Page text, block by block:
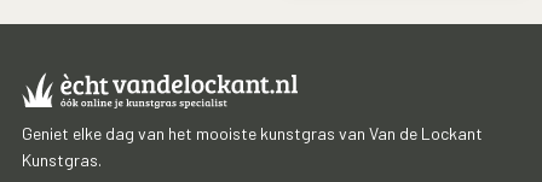
Geniet elke dag van het mooiste kunstgras van Van de Lockant
Kunstgras.